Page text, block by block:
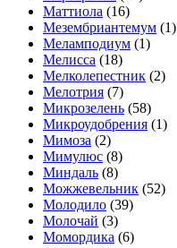
Маттиола (16)
Мезембриантемум (1)
Меламподиум (1)
Мелисса (18)
Мелколепестник (2)
Мелотрия (7)
Микрозелень (58)
Микроудобрения (1)
Мимоза (2)
Мимулюс (8)
Миндаль (8)
Можжевельник (52)
Молодило (39)
Молочай (3)
Момордика (6)